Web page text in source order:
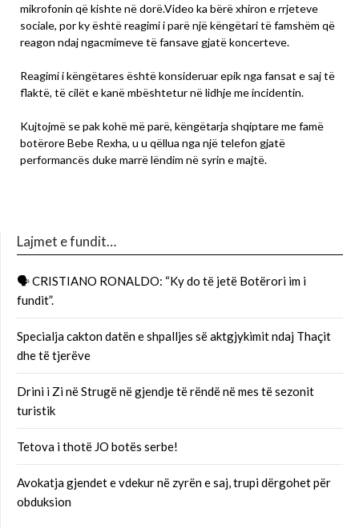
mikrofonin që kishte në dorë.Video ka bërë xhiron e rrjeteve
sociale, por ky është reagimi i parë një këngëtari të famshëm që
reagon ndaj ngacmimeve të fansave gjatë koncerteve.
Reagimi i këngëtares është konsideruar epik nga fansat e saj të
flaktë, të cilët e kanë mbështetur në lidhje me incidentin.
Kujtojmë se pak kohë më parë, këngëtarja shqiptare me famë
botërore Bebe Rexha, u u qëllua nga një telefon gjatë
performancës duke marrë lëndim në syrin e majtë.
Lajmet e fundit…
🗣 CRISTIANO RONALDO: “Ky do të jetë Botërori im i
fundit”.
Specialja cakton datën e shpalljes së aktgjykimit ndaj Thaçit
dhe të tjerëve
Drini i Zi në Strugë në gjendje të rëndë në mes të sezonit
turistik
Tetova i thotë JO botës serbe!
Avokatja gjendet e vdekur në zyrën e saj, trupi dërgohet për
obduksion